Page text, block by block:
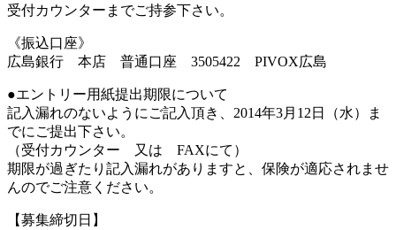
受付カウンターまでご持参下さい。
《振込口座》
広島銀行 本店 普通口座 3505422 PIVOX広島
●エントリー用紙提出期限について
記入漏れのないようにご記入頂き、2014年3月12日（水）ま
でにご提出下さい。
（受付カウンター 又は FAXにて）
期限が過ぎたり記入漏れがありますと、保険が適応されませ
んのでご注意ください。
【募集締切日】